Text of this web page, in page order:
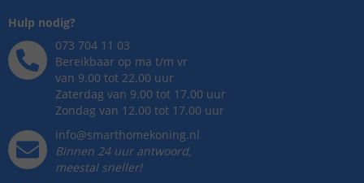
Hulp nodig?
073 704 11 03
Bereikbaar op ma t/m vr
van 9.00 tot 22.00 uur
Zaterdag van 9.00 tot 17.00 uur
Zondag van 12.00 tot 17.00 uur
info@smarthomekoning.nl
Binnen 24 uur antwoord,
meestal sneller!